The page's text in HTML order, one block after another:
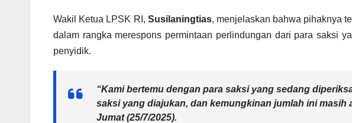
Wakil Ketua LPSK RI, Susilaningtias, menjelaskan bahwa pihaknya
dalam rangka merespons permintaan perlindungan dari para saksi
penyidik.
“Kami bertemu dengan para saksi yang sedang
saksi yang diajukan, dan kemungkinan jumlah ini masih
Jumat (25/7/2025).